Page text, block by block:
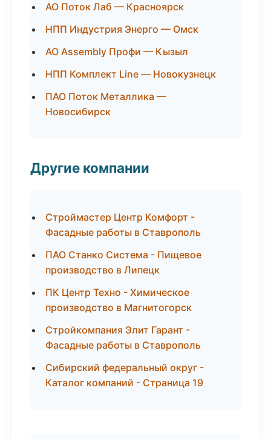
АО Поток Лаб — Красноярск
НПП Индустрия Энерго — Омск
АО Assembly Профи — Кызыл
НПП Комплект Line — Новокузнецк
ПАО Поток Металлика —
Новосибирск
Другие компании
Строймастер Центр Комфорт -
Фасадные работы в Ставрополь
ПАО Станко Система - Пищевое
производство в Липецк
ПК Центр Техно - Химическое
производство в Магнитогорск
Стройкомпания Элит Гарант -
Фасадные работы в Ставрополь
Сибирский федеральный округ -
Каталог компаний - Страница 19